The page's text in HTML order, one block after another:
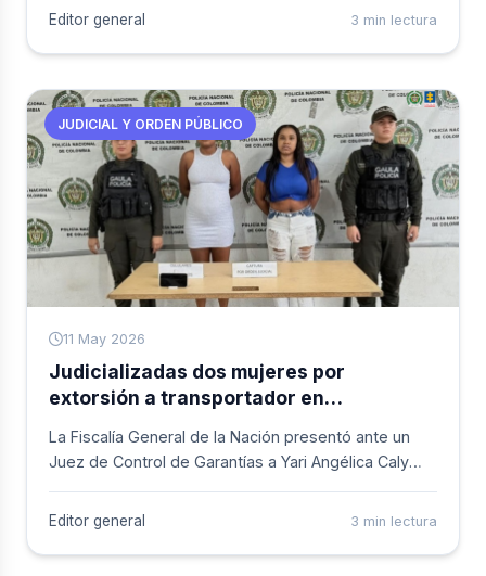
mediante orden judicial de los alias "Vicente", "Yary"
grupo delincuencial organizado "Los Espartanos" y
de coordinar exigencias económicas ilegales en la
zona de muelles de cabotaje.
Editor general 3 min lectura
JUDICIAL Y ORDEN PÚBLICO
11 May 2026
Judicializadas dos mujeres por
extorsión a transportador en
La Fiscalía General de la Nación presentó ante un
Juez de Control de Garantías a Yari Angélica Caly
mujeres son señaladas por su presunta
realizadas contra un empresario del sector
Editor general 3 min lectura